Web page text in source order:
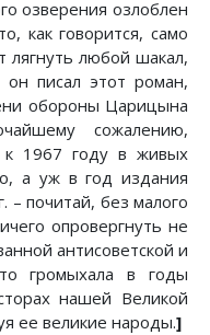
озверения озлоблен
как говорится, само
лягнуть любой шакал,
писал этот роман,
обороны Царицына
сожалению,
к 1967 году в живых
а уж в год издания
– почитай, без малого
опровергнуть не
антисоветской и
громыхала в годы
нашей Великой
ее великие народы.]